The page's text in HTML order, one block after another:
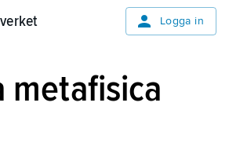
Logga in
metafisica